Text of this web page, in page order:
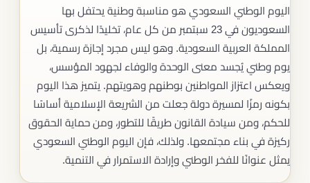
اليوم الوطني السعودي هو مناسبة وطنية يحتفل بها
السعوديون في 23 سبتمبر من كل عام، تخليدًا لذكرى تأسيس
المملكة العربية السعودية. وهو ليس مجرد إجازة رسمية، بل
يوم وطني يُجسد معنى الوحدة والوفاء لجهود المؤسس،
ويعكس اعتزاز المواطنين بوطنهم وهويتهم. يتميز هذا اليوم
بكونه رمزًا لمسيرة دولة جعلت من الشريعة الإسلامية أساسًا
للحكم، ومن سيادة القانون طريقًا للتطور، ومن حماية الحقوق
ركيزة في بناء مجتمعها. ولذلك، فإن اليوم الوطني السعودي
يمثل عنوانًا للفخر الوطني وإرادة الاستمرار في التنمية.